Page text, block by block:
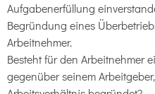
Aufgabenerfüllung
Begründung eines
Arbeitnehmer.
Besteht für den Arbeitnehmer
gegenüber seinem